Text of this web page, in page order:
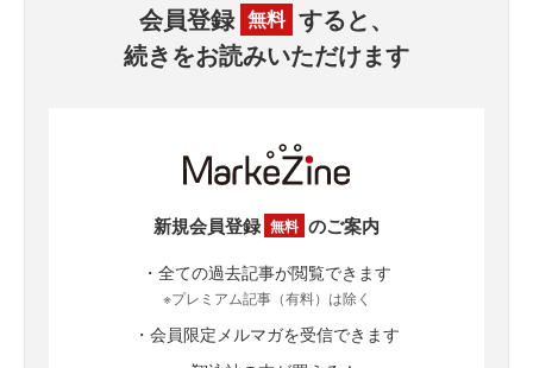
会員登録 無料 すると、
続きをお読みいただけます
新規会員登録 無料 のご案内
・全ての過去記事が閲覧できます
※プレミアム記事（有料）は除く
・会員限定メルマガを受信できます